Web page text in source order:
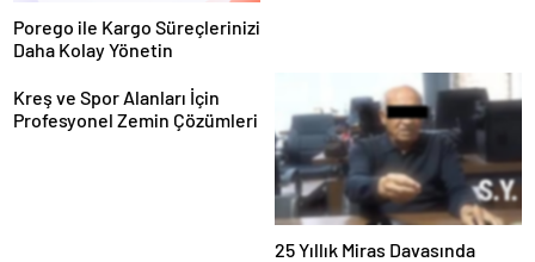
Porego ile Kargo Süreçlerinizi
Daha Kolay Yönetin
Kreş ve Spor Alanları İçin
Profesyonel Zemin Çözümleri
25 Yıllık Miras Davasında